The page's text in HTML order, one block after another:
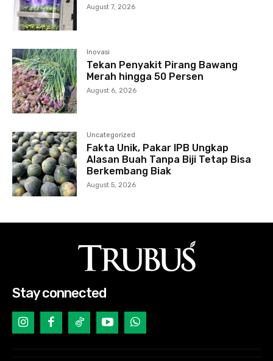
August 7, 2026
Inovasi
Tekan Penyakit Pirang Bawang
Merah hingga 50 Persen
August 6, 2026
Uncategorized
Fakta Unik, Pakar IPB Ungkap
Alasan Buah Tanpa Biji Tetap Bisa
Berkembang Biak
August 5, 2026
Stay connected